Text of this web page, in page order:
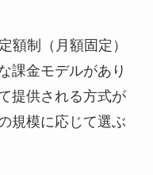
額制（月額固定）
課金モデルがあり
提供される方式が
規模に応じて選ぶ